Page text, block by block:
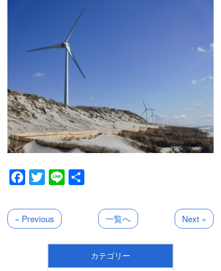
Facebook
Twitter
Line
« Previous 一覧へ Next »
カテゴリー